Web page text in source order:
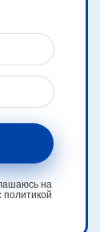
на
политикой